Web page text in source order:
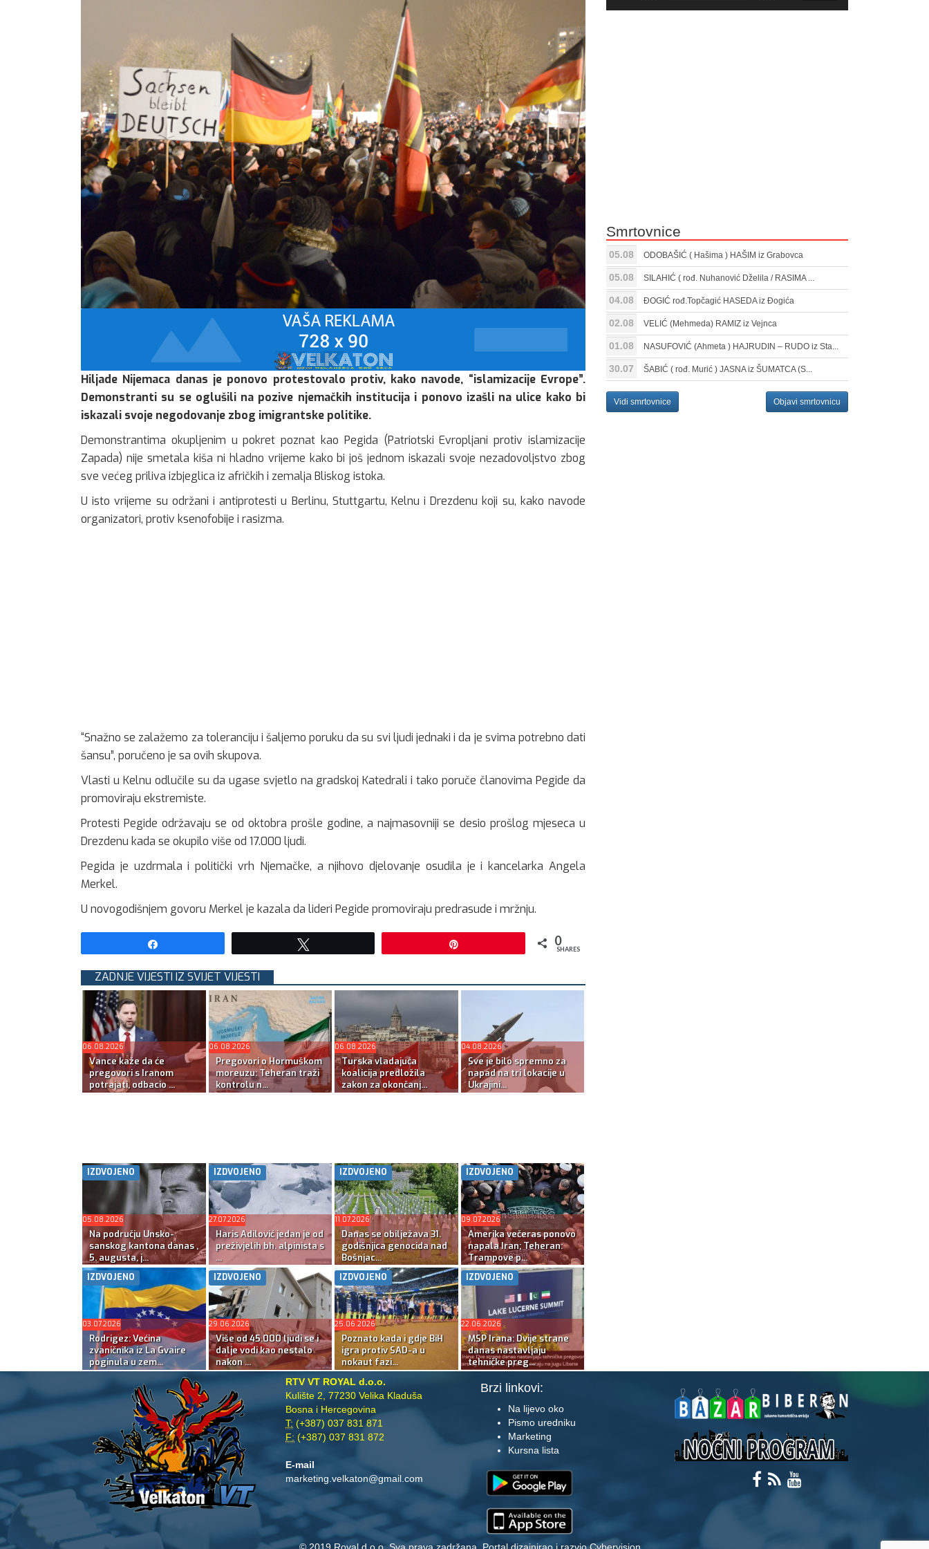
Hiljade Nijemaca danas je ponovo protestovalo protiv, kako navode, “islamizacije Evrope”.
Demonstranti su se oglušili na pozive njemačkih institucija i ponovo izašli na ulice kako bi
iskazali svoje negodovanje zbog imigrantske politike.
Demonstrantima okupljenim u pokret poznat kao Pegida (Patriotski Evropljani protiv islamizacije
Zapada) nije smetala kiša ni hladno vrijeme kako bi još jednom iskazali svoje nezadovoljstvo zbog
sve većeg priliva izbjeglica iz afričkih i zemalja Bliskog istoka.
U isto vrijeme su održani i antiprotesti u Berlinu, Stuttgartu, Kelnu i Drezdenu koji su, kako navode
organizatori, protiv ksenofobije i rasizma.
“Snažno se zalažemo za toleranciju i šaljemo poruku da su svi ljudi jednaki i da je svima potrebno dati
šansu”, poručeno je sa ovih skupova.
Vlasti u Kelnu odlučile su da ugase svjetlo na gradskoj Katedrali i tako poruče članovima Pegide da
promoviraju ekstremiste.
Protesti Pegide održavaju se od oktobra prošle godine, a najmasovniji se desio prošlog mjeseca u
Drezdenu kada se okupilo više od 17.000 ljudi.
Pegida je uzdrmala i politički vrh Njemačke, a njihovo djelovanje osudila je i kancelarka Angela
Merkel.
U novogodišnjem govoru Merkel je kazala da lideri Pegide promoviraju predrasude i mržnju.
0
SHARES
ZADNJE VIJESTI IZ SVIJET VIJESTI
06.08.2026
Vance kaže da će
pregovori s Iranom
potrajati, odbacio ...
06.08.2026
Pregovori o Hormuškom
moreuzu: Teheran traži
kontrolu n...
06.08.2026
Turska vladajuća
koalicija predložila
zakon za okončanj...
04.08.2026
Sve je bilo spremno za
napad na tri lokacije u
Ukrajini...
IZDVOJENO
05.08.2026
Na području Unsko-
sanskog kantona danas ,
5. augusta, j...
IZDVOJENO
27.07.2026
Haris Adilović jedan je od
preživjelih bh. alpinista s
...
IZDVOJENO
11.07.2026
Danas se obilježava 31.
godišnjica genocida nad
Bošnjac...
IZDVOJENO
09.07.2026
Amerika večeras ponovo
napala Iran; Teheran:
Trampove p...
IZDVOJENO
03.07.2026
Rodrigez: Većina
zvaničnika iz La Gvaire
poginula u zem...
IZDVOJENO
29.06.2026
Više od 45.000 ljudi se i
dalje vodi kao nestalo
nakon ...
IZDVOJENO
25.06.2026
Poznato kada i gdje BiH
igra protiv SAD-a u
nokaut fazi...
IZDVOJENO
22.06.2026
MSP Irana: Dvije strane
danas nastavljaju
tehničke preg...
Gore/Dole
Smrtovnice
05.08 ODOBAŠIĆ ( Hašima ) HAŠIM iz Grabovca
05.08 SILAHIĆ ( rođ. Nuhanović Dželila / RASIMA ...
04.08 ĐOGIĆ rođ.Topčagić HASEDA iz Đogića
02.08 VELIĆ (Mehmeda) RAMIZ iz Vejnca
01.08 NASUFOVIĆ (Ahmeta ) HAJRUDIN – RUDO iz Sta...
30.07 ŠABIĆ ( rođ. Murić ) JASNA iz ŠUMATCA (S...
Vidi smrtovnice Objavi smrtovnicu
RTV VT ROYAL d.o.o.
Kulište 2, 77230 Velika Kladuša
Bosna i Hercegovina
T: (+387) 037 831 871
F: (+387) 037 831 872
E-mail
marketing.velkaton@gmail.com
Brzi linkovi:
Na lijevo oko
Pismo uredniku
Marketing
Kursna lista
© 2019 Royal d.o.o. Sva prava zadržana. Portal dizajnirao i razvioCybervision